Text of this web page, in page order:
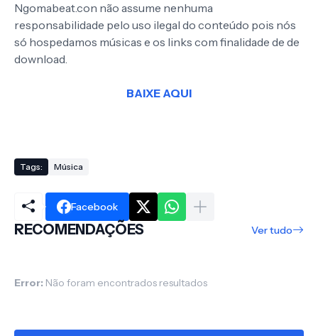
Ngomabeat.con não assume nenhuma
responsabilidade pelo uso ilegal do conteúdo pois nós
só hospedamos músicas e os links com finalidade de de
download.
BAIXE AQUI
Tags: Música
Facebook
RECOMENDAÇÕES Ver tudo
Error: Não foram encontrados resultados